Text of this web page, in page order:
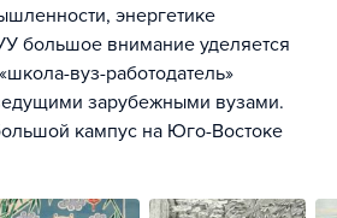
энергетике
большое внимание уделяется
вуз-работодатель»
зарубежными вузами.
кампус на Юго-Востоке